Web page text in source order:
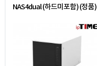
NAS4dual (하드미포함) (정품)